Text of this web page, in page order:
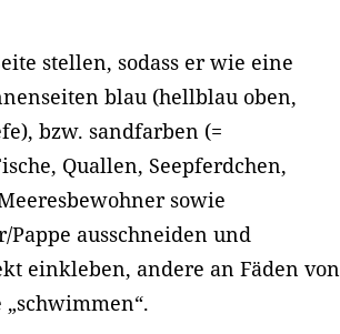
stellen, sodass er wie eine
blau (hellblau oben,
bzw. sandfarben (=
Quallen, Seepferdchen,
sowie
Pappe ausschneiden und
einkleben, andere an Fäden von